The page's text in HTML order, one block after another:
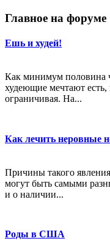
Главное на форуме
Ешь и худей!
Как минимум половина
худеющие мечтают
ограничивая. На...
Как лечить неровные
Причины такого
могут быть самыми
и о наличии...
Роды в США